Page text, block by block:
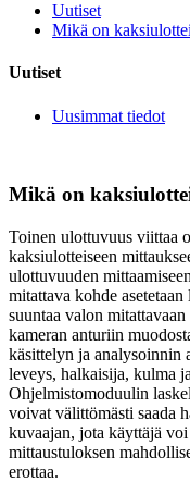
Uutiset
Mikä on
Uutiset
Uusimmat tiedot
Mikä on
Toinen ulottuvuus viittaa
kaksiulotteiseen
ulottuvuuden
mitattava kohde
suuntaa valon
kameran anturiin
käsittelyn ja analysoinnin
leveys, halkaisija, kulma
Ohjelmistomoduulin
voivat välittömästi saada
kuvaajan, jota käyttäjä
mittaustuloksen
erottaa.